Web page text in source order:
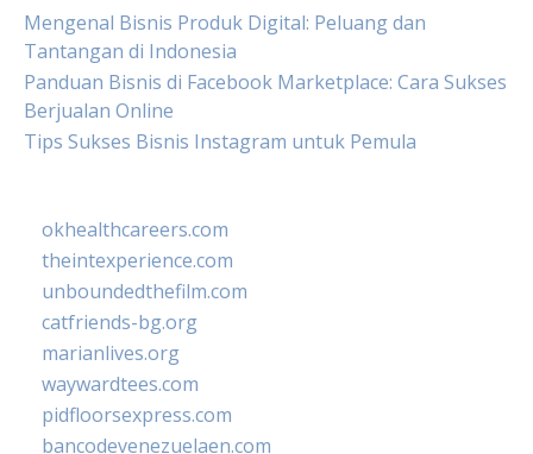
Mengenal Bisnis Produk Digital: Peluang dan
Tantangan di Indonesia
Panduan Bisnis di Facebook Marketplace: Cara Sukses
Berjualan Online
Tips Sukses Bisnis Instagram untuk Pemula
okhealthcareers.com
theintexperience.com
unboundedthefilm.com
catfriends-bg.org
marianlives.org
waywardtees.com
pidfloorsexpress.com
bancodevenezuelaen.com